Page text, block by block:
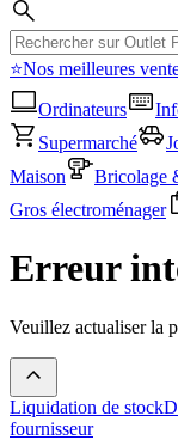
⭐Nos meilleures
Ordinateurs
Supermarché
Maison
Bricolage
Gros électroménager
Erreur
Veuillez actualiser la
Liquidation de stock
fournisseur